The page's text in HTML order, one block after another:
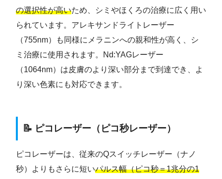
の選択性が高いため、シミやほくろの治療に広く用い
られています。アレキサンドライトレーザー
（755nm）も同様にメラニンへの親和性が高く、シ
ミ治療に使用されます。Nd:YAGレーザー
（1064nm）は皮膚のより深い部分まで到達でき、よ
り深い色素にも対応できます。
📝 ピコレーザー（ピコ秒レーザー）
ピコレーザーは、従来のQスイッチレーザー（ナノ
秒）よりもさらに短いパルス幅（ピコ秒＝1兆分の1